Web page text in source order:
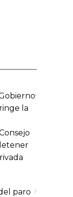
la
paro